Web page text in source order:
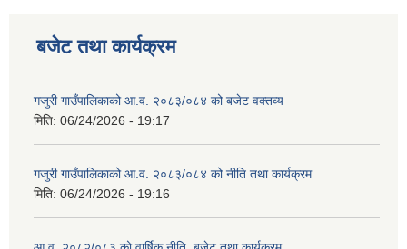
बजेट तथा कार्यक्रम
गजुरी गाउँपालिकाको आ.व. २०८३/०८४ को बजेट वक्तव्य
मिति: 06/24/2026 - 19:17
गजुरी गाउँपालिकाको आ.व. २०८३/०८४ को नीति तथा कार्यक्रम
मिति: 06/24/2026 - 19:16